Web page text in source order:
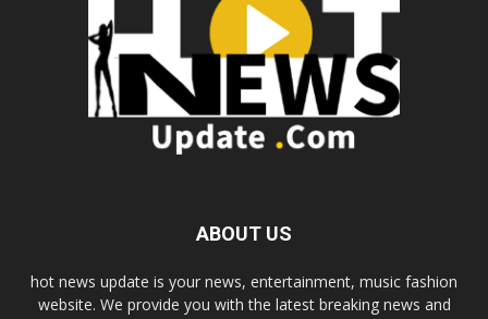
ABOUT US
hot news update is your news, entertainment, music fashion
website. We provide you with the latest breaking news and